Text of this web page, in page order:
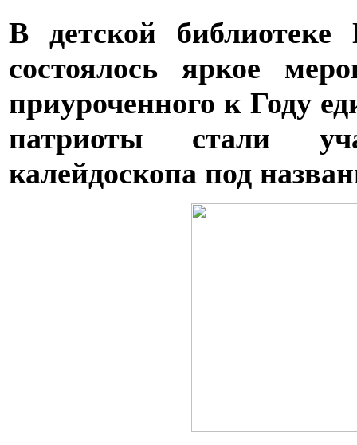
В детской
состоялось яркое
приуроченного к Году
патриоты стали
калейдоскопа под